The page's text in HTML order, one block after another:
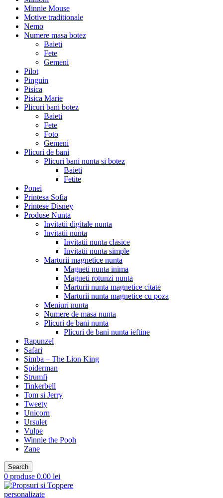
Minnie Mouse
Motive traditionale
Nemo
Numere masa botez
Baieti
Fete
Gemeni
Pilot
Pinguin
Pisica
Pisica Marie
Plicuri bani botez
Baieti
Fete
Foto
Gemeni
Plicuri de bani
Plicuri bani nunta si botez
Baieti
Fetite
Ponei
Printesa Sofia
Printese Disney
Produse Nunta
Invitatii digitale nunta
Invitatii nunta
Invitatii nunta clasice
Invitatii nunta simple
Marturii magnetice nunta
Magneti nunta inima
Magneti rotunzi nunta
Marturii nunta magnetice citate
Marturii nunta magnetice cu poza
Meniuri nunta
Numere de masa nunta
Plicuri de bani nunta
Plicuri de bani nunta ieftine
Rapunzel
Safari
Simba – The Lion King
Spiderman
Strumfi
Tinkerbell
Tom si Jerry
Tweety
Unicorn
Ursulet
Vulpe
Winnie the Pooh
Zane
Search
0 produse 0.00 lei